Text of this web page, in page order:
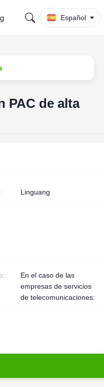
Español
PAC de alta
Linguang
En el caso de las
empresas de servicios
de telecomunicaciones: